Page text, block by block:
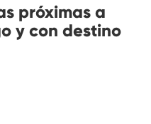
próximas a
y con destino